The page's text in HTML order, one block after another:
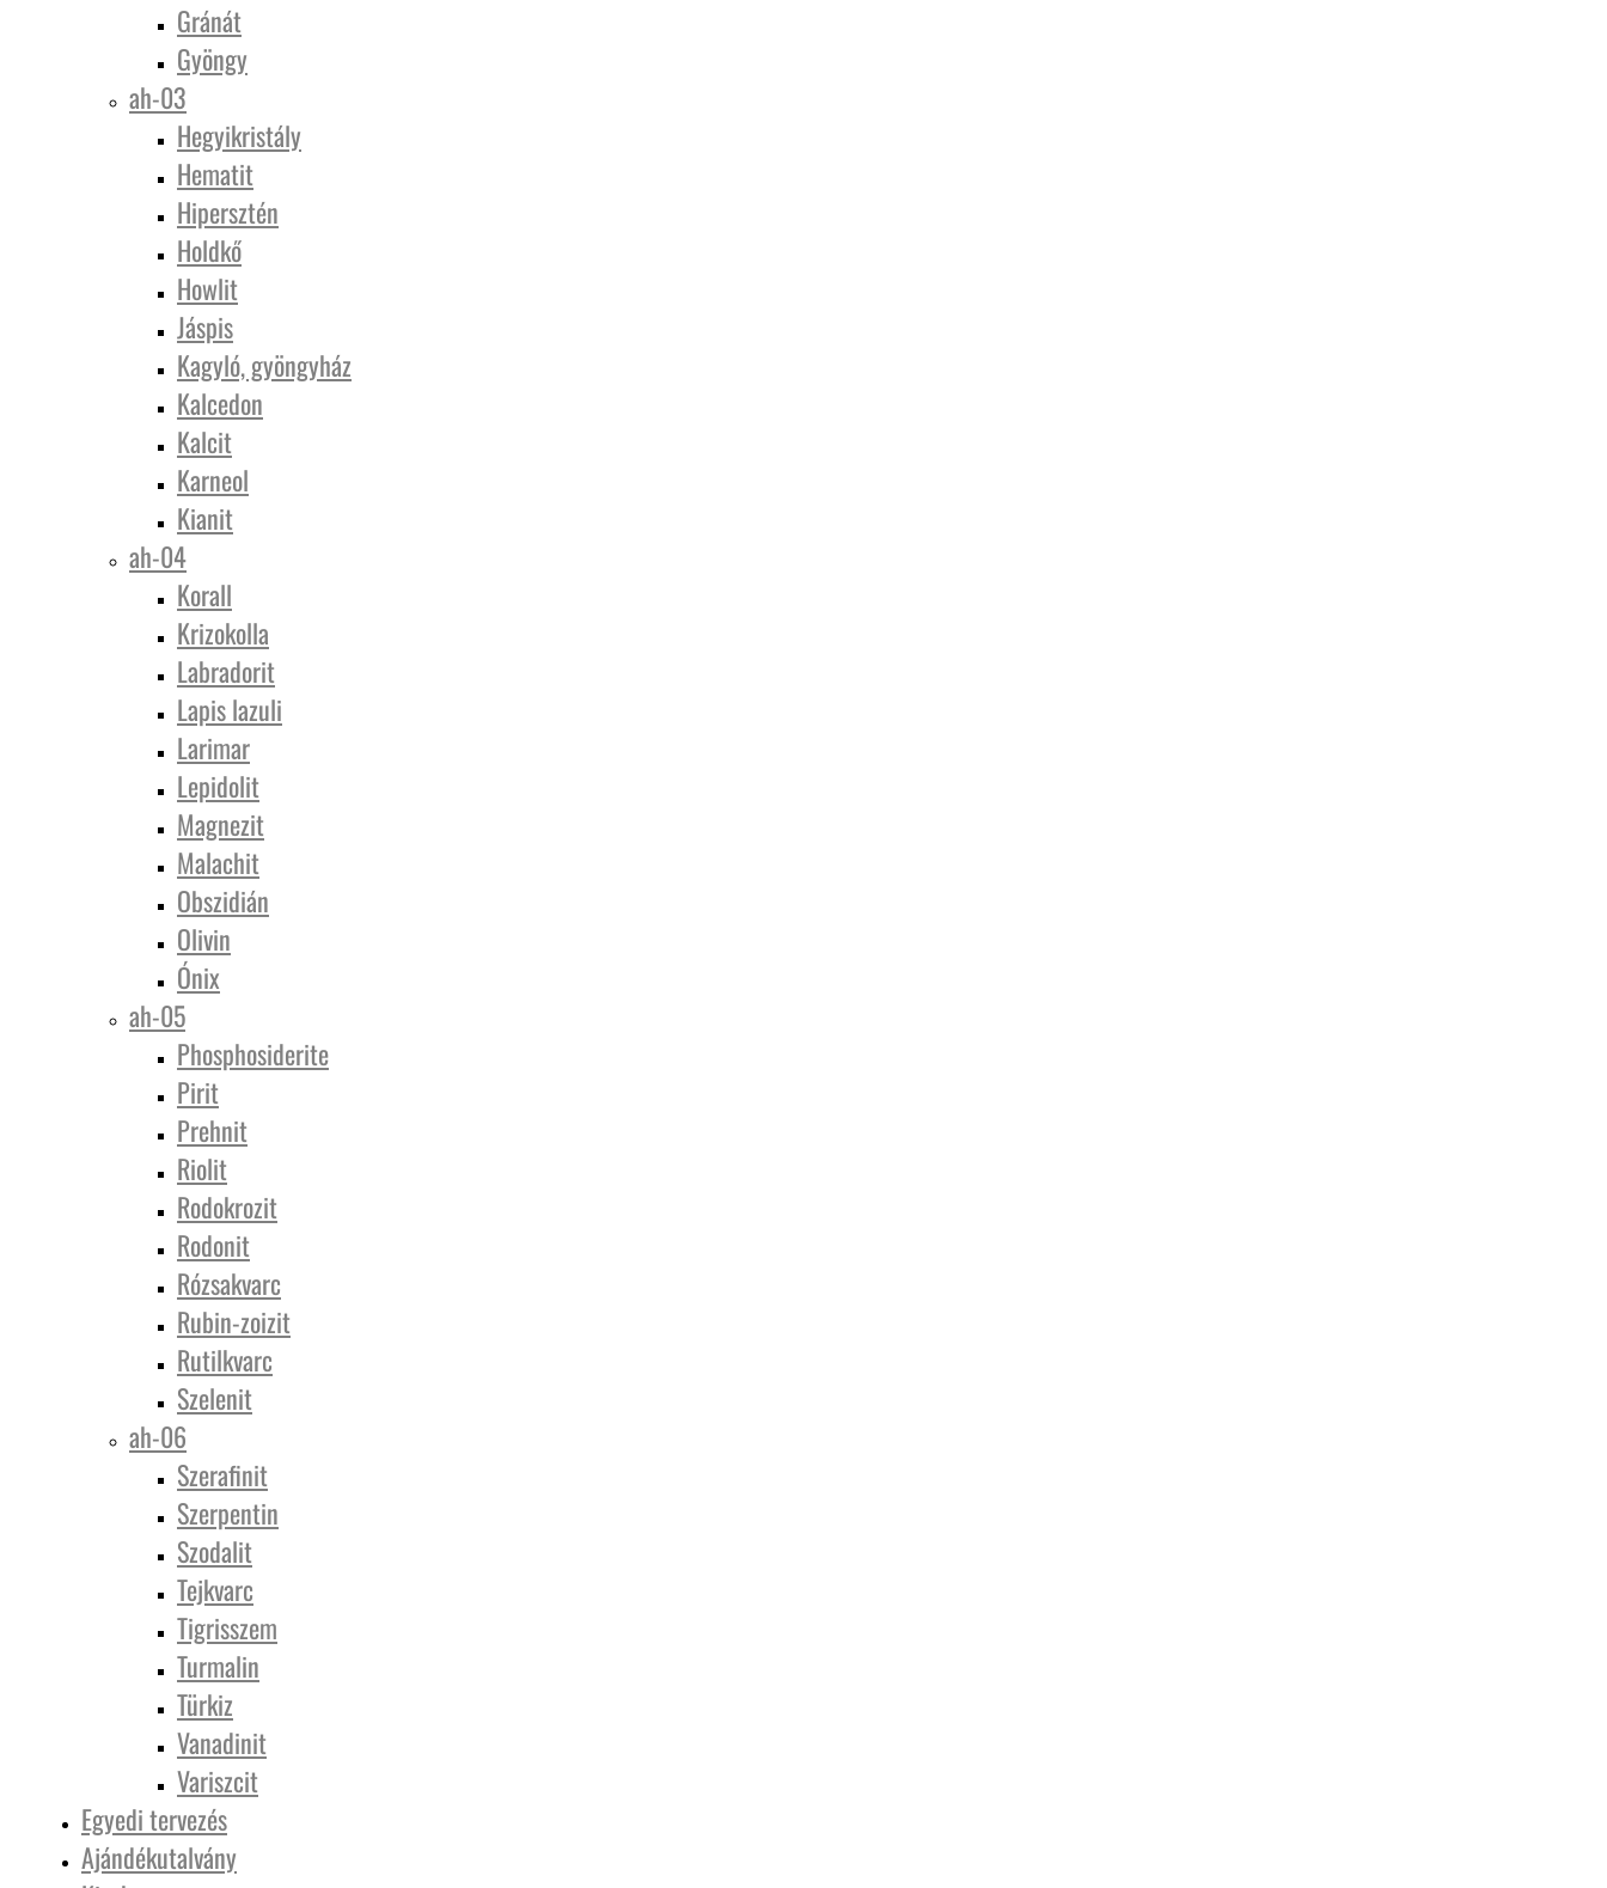
Gránát
Gyöngy
ah-03
Hegyikristály
Hematit
Hipersztén
Holdkő
Howlit
Jáspis
Kagyló, gyöngyház
Kalcedon
Kalcit
Karneol
Kianit
ah-04
Korall
Krizokolla
Labradorit
Lapis lazuli
Larimar
Lepidolit
Magnezit
Malachit
Obszidián
Olivin
Ónix
ah-05
Phosphosiderite
Pirit
Prehnit
Riolit
Rodokrozit
Rodonit
Rózsakvarc
Rubin-zoizit
Rutilkvarc
Szelenit
ah-06
Szerafinit
Szerpentin
Szodalit
Tejkvarc
Tigrisszem
Turmalin
Türkiz
Vanadinit
Variszcit
Egyedi tervezés
Ajándékutalvány